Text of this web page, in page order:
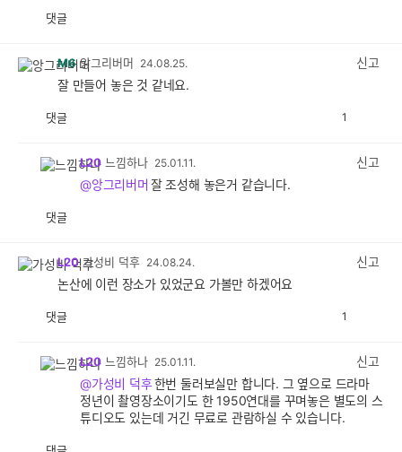
댓글
M6 앙그리버머 24.08.25.
신고
잘 만들어 놓은 것 같네요.
댓글 1
L20 느낌하나 25.01.11.
신고
@앙그리버머 잘 조성해 놓은거 같습니다.
댓글
L20 가성비 덕후 24.08.24.
신고
논산에 이런 장소가 있었군요 가볼만 하겠어요
댓글 1
L20 느낌하나 25.01.11.
신고
@가성비 덕후한번 둘러보실만 합니다. 그 옆으로 드라마
정년이 촬영장소이기도 한 1950연대를 꾸며놓은 별도의 스
튜디오도 있는데 거긴 무료로 관람하실 수 있습니다.